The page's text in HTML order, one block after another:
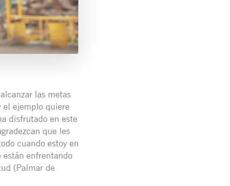
las metas
el ejemplo quiere
disfrutado en este
que les
cuando estoy en
están enfrentando
(Palmar de